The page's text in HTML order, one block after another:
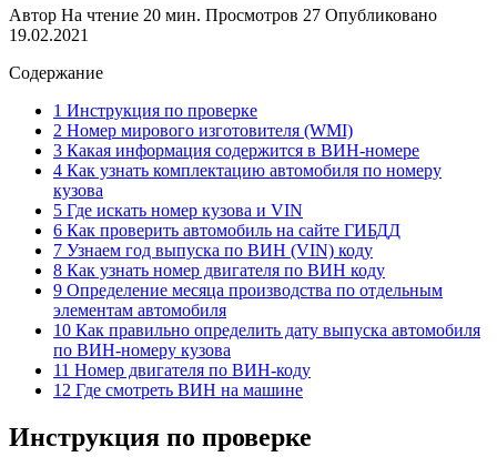
Автор На чтение 20 мин. Просмотров 27 Опубликовано
19.02.2021
Содержание
1 Инструкция по проверке
2 Номер мирового изготовителя (WMI)
3 Какая информация содержится в ВИН-номере
4 Как узнать комплектацию автомобиля по номеру
кузова
5 Где искать номер кузова и VIN
6 Как проверить автомобиль на сайте ГИБДД
7 Узнаем год выпуска по ВИН (VIN) коду
8 Как узнать номер двигателя по ВИН коду
9 Определение месяца производства по отдельным
элементам автомобиля
10 Как правильно определить дату выпуска автомобиля
по ВИН-номеру кузова
11 Номер двигателя по ВИН-коду
12 Где смотреть ВИН на машине
Инструкция по проверке